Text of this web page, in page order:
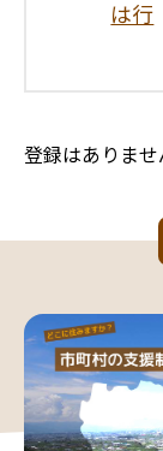
は行
登録はありませ